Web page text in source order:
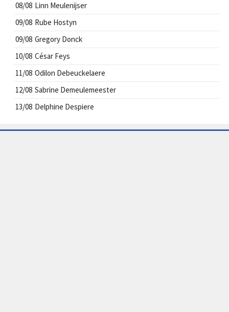
08/08 Linn Meulenijser
09/08 Rube Hostyn
09/08 Gregory Donck
10/08 César Feys
11/08 Odilon Debeuckelaere
12/08 Sabrine Demeulemeester
13/08 Delphine Despiere